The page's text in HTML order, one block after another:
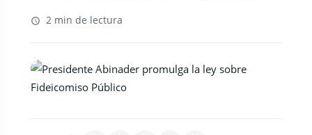
2 min de lectura